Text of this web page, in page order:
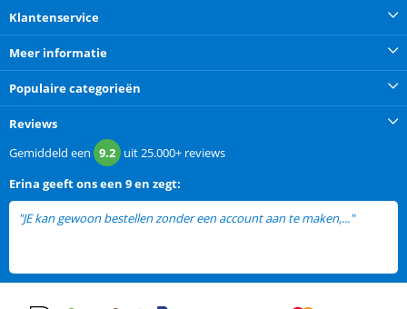
Klantenservice
Meer informatie
Populaire categorieën
Reviews
Gemiddeld een 9.2 uit25.000+ reviews
Erina geeft ons een 9 en zegt:
"JE kan gewoon bestellen zonder een account aan te maken,..."